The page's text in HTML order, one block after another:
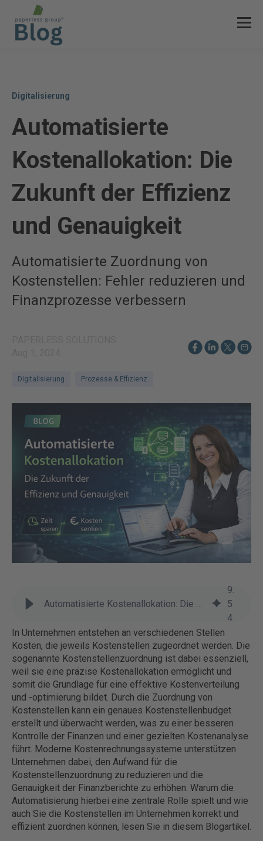
Digitalisierung
Automatisierte
Kostenallokation: Die
Zukunft der Effizienz
und Genauigkeit
Automatisierte Zuordnung von
Kostenstellen: Fehler reduzieren und
Finanzprozesse verbessern
Digitalisierung Prozesse & Effizienz
9:
5
4
In Unternehmen entstehen an verschiedenen Stellen
Kosten, die jeweils Kostenstellen zugeordnet werden. Die
sogenannte Kostenstellenzuordnung ist dabei essenziell,
weil sie eine präzise Kostenallokation ermöglicht und
somit die Grundlage für eine effektive Kostenverteilung
und -optimierung bildet. Durch die Zuordnung von
Kostenstellen kann ein genaues Kostenstellenbudget
erstellt und überwacht werden, was zu einer besseren
Kontrolle der Finanzen und einer gezielten Kostenanalyse
führt. Moderne Kostenrechnungssysteme unterstützen
Unternehmen dabei, den Aufwand für die
Kostenstellenzuordnung zu reduzieren und die
Genauigkeit der Finanzberichte zu erhöhen. Warum die
Automatisierung hierbei eine zentrale Rolle spielt und wie
auch Sie die Kostenstellen im Unternehmen korrekt und
effizient zuordnen können, lesen Sie in diesem Blogartikel.